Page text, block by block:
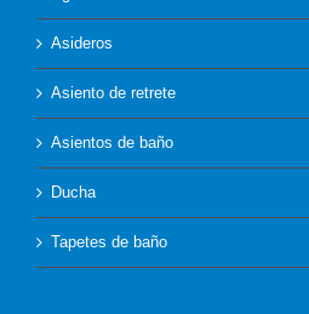
Asideros
Asiento de retrete
Asientos de baño
Ducha
Tapetes de baño